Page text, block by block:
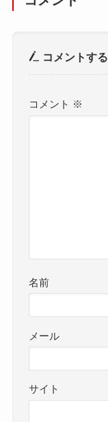
コメントする
コメント ※
名前
メール
サイト